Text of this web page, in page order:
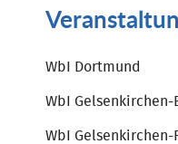
WbI Dortmund
WbI Gelsenkirchen-
WbI Gelsenkirchen-